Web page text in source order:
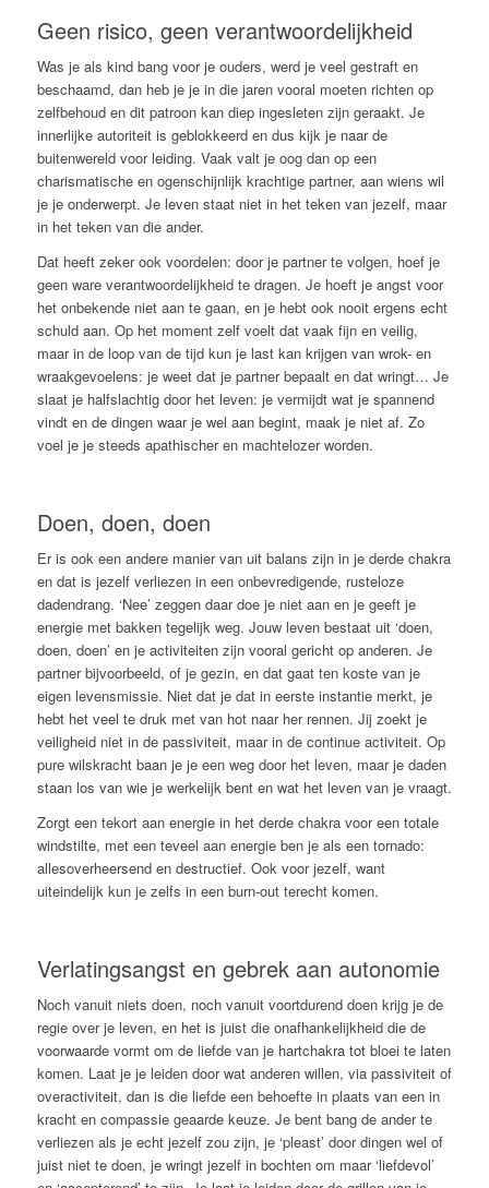
Geen risico, geen verantwoordelijkheid
Was je als kind bang voor je ouders, werd je veel gestraft en
beschaamd, dan heb je je in die jaren vooral moeten richten op
zelfbehoud en dit patroon kan diep ingesleten zijn geraakt. Je
innerlijke autoriteit is geblokkeerd en dus kijk je naar de
buitenwereld voor leiding. Vaak valt je oog dan op een
charismatische en ogenschijnlijk krachtige partner, aan wiens wil
je je onderwerpt. Je leven staat niet in het teken van jezelf, maar
in het teken van die ander.
Dat heeft zeker ook voordelen: door je partner te volgen, hoef je
geen ware verantwoordelijkheid te dragen. Je hoeft je angst voor
het onbekende niet aan te gaan, en je hebt ook nooit ergens echt
schuld aan. Op het moment zelf voelt dat vaak fijn en veilig,
maar in de loop van de tijd kun je last kan krijgen van wrok- en
wraakgevoelens: je weet dat je partner bepaalt en dat wringt… Je
slaat je halfslachtig door het leven: je vermijdt wat je spannend
vindt en de dingen waar je wel aan begint, maak je niet af. Zo
voel je je steeds apathischer en machtelozer worden.
Doen, doen, doen
Er is ook een andere manier van uit balans zijn in je derde chakra
en dat is jezelf verliezen in een onbevredigende, rusteloze
dadendrang. ‘Nee’ zeggen daar doe je niet aan en je geeft je
energie met bakken tegelijk weg. Jouw leven bestaat uit ‘doen,
doen, doen’ en je activiteiten zijn vooral gericht op anderen. Je
partner bijvoorbeeld, of je gezin, en dat gaat ten koste van je
eigen levensmissie. Niet dat je dat in eerste instantie merkt, je
hebt het veel te druk met van hot naar her rennen. Jij zoekt je
veiligheid niet in de passiviteit, maar in de continue activiteit. Op
pure wilskracht baan je je een weg door het leven, maar je daden
staan los van wie je werkelijk bent en wat het leven van je vraagt.
Zorgt een tekort aan energie in het derde chakra voor een totale
windstilte, met een teveel aan energie ben je als een tornado:
allesoverheersend en destructief. Ook voor jezelf, want
uiteindelijk kun je zelfs in een burn-out terecht komen.
Verlatingsangst en gebrek aan autonomie
Noch vanuit niets doen, noch vanuit voortdurend doen krijg je de
regie over je leven, en het is juist die onafhankelijkheid die de
voorwaarde vormt om de liefde van je hartchakra tot bloei te laten
komen. Laat je je leiden door wat anderen willen, via passiviteit of
overactiviteit, dan is die liefde een behoefte in plaats van een in
kracht en compassie geaarde keuze. Je bent bang de ander te
verliezen als je echt jezelf zou zijn, je ‘pleast’ door dingen wel of
juist niet te doen, je wringt jezelf in bochten om maar ‘liefdevol’